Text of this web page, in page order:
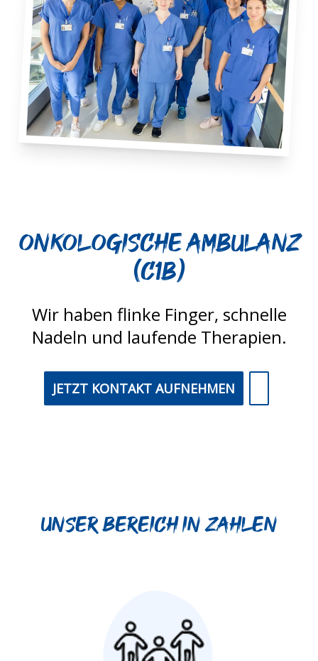
Onkologische Ambulanz
(C1B)
Wir haben flinke Finger, schnelle
Nadeln und laufende Therapien.
JETZT KONTAKT AUFNEHMEN
Unser Bereich in Zahlen